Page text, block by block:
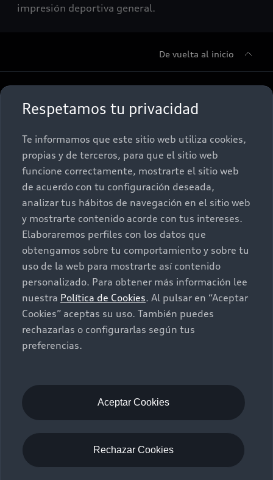
Respetamos tu privacidad
Te informamos que este sitio web utiliza cookies,
propias y de terceros, para que el sitio web
funcione correctamente, mostrarte el sitio web
de acuerdo con tu configuración deseada,
analizar tus hábitos de navegación en el sitio web
y mostrarte contenido acorde con tus intereses.
Elaboraremos perfiles con los datos que
obtengamos sobre tu comportamiento y sobre tu
uso de la web para mostrarte así contenido
personalizado. Para obtener más información lee
nuestra Política de Cookies. Al pulsar en “Aceptar
Cookies” aceptas su uso. También puedes
rechazarlas o configurarlas según tus
preferencias.
Aceptar Cookies
Rechazar Cookies
impresión deportiva general.
De vuelta al inicio
Sobre Nosotros
Nuestras Promociones
Postventa
Audi Aftersales
Autos Nuevos
Quiero un Audi nuevo
Seminuevos
Audi Certified :plus
Contacto
Contáctanos
Citas de servicio
Información de vehículo nuevo
Utilizamos cookies para mejorar nuestro sitio
web y tu experiencia en línea. Al continuar
cookies.
Aviso de privacidad